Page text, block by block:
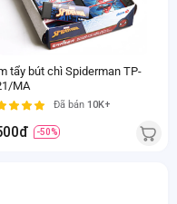
tẩy bút chì Spiderman TP-
MA
Đã bán 10K+
-50%